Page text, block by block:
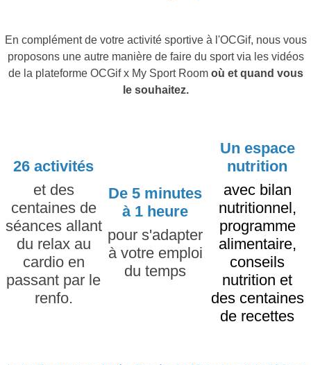
En complément de votre activité sportive à l'OCGif, nous vous
proposons une autre manière de faire du sport via les vidéos
de la plateforme OCGif x My Sport Room où et quand vous
le souhaitez.
26 activités
et des
centaines de
séances allant
du relax au
cardio en
passant par le
renfo.
De 5 minutes
à 1 heure
pour s'adapter
à votre emploi
du temps
Un espace
nutrition
avec bilan
nutritionnel,
programme
alimentaire,
conseils
nutrition et
des centaines
de recettes